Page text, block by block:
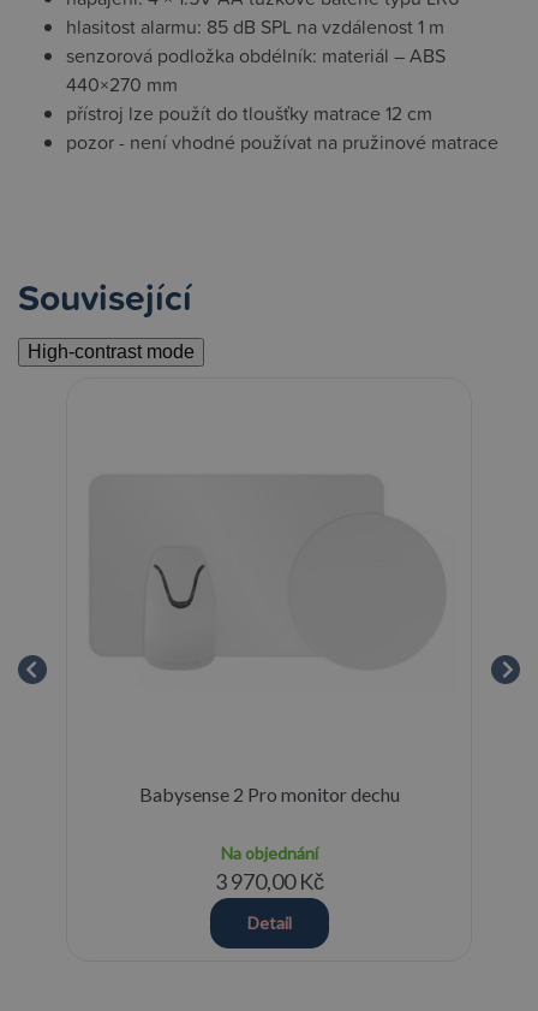
hlasitost alarmu: 85 dB SPL na vzdálenost 1 m
senzorová podložka obdélník: materiál – ABS
440×270 mm
přístroj lze použít do tloušťky matrace 12 cm
pozor - není vhodné používat na pružinové matrace
Související
High-contrast mode
Babysense 2 Pro monitor dechu
Na objednání
3 970,00 Kč
Detail